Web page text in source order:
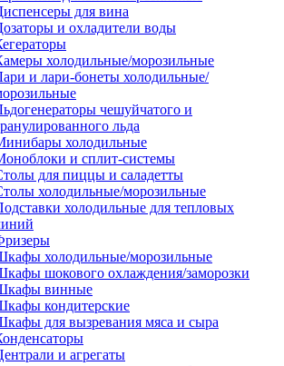
для вина
и охладители воды
холодильные/морозильные
и лари-бонеты холодильные/
чешуйчатого и
льда
холодильные
и сплит-системы
для пиццы и саладетты
холодильные/морозильные
холодильные для тепловых
холодильные/морозильные
шокового охлаждения/заморозки
винные
кондитерские
для вызревания мяса и сыра
и агрегаты